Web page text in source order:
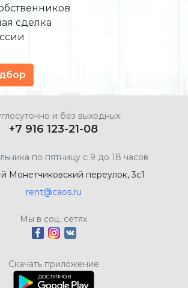
сделка
и без выходных:
+7 916 123-21-08
по пятницу с 9 до 18 часов
й Монетчиковский переулок, 3с1
rent@caos.ru
Мы в соц. сетях
Скачать приложение